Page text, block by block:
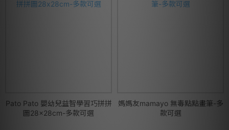
Pato Pato 嬰幼兒益智學習巧拼拼
圖28x28cm-多款可選
媽媽友mamayo 無毒點點畫筆-多
款可選